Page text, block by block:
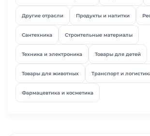
Другие отрасли Продукты и напитки
Сантехника Строительные материалы
Техника и электроника Товары для детей
Товары для животных Транспорт и
Фармацевтика и косметика